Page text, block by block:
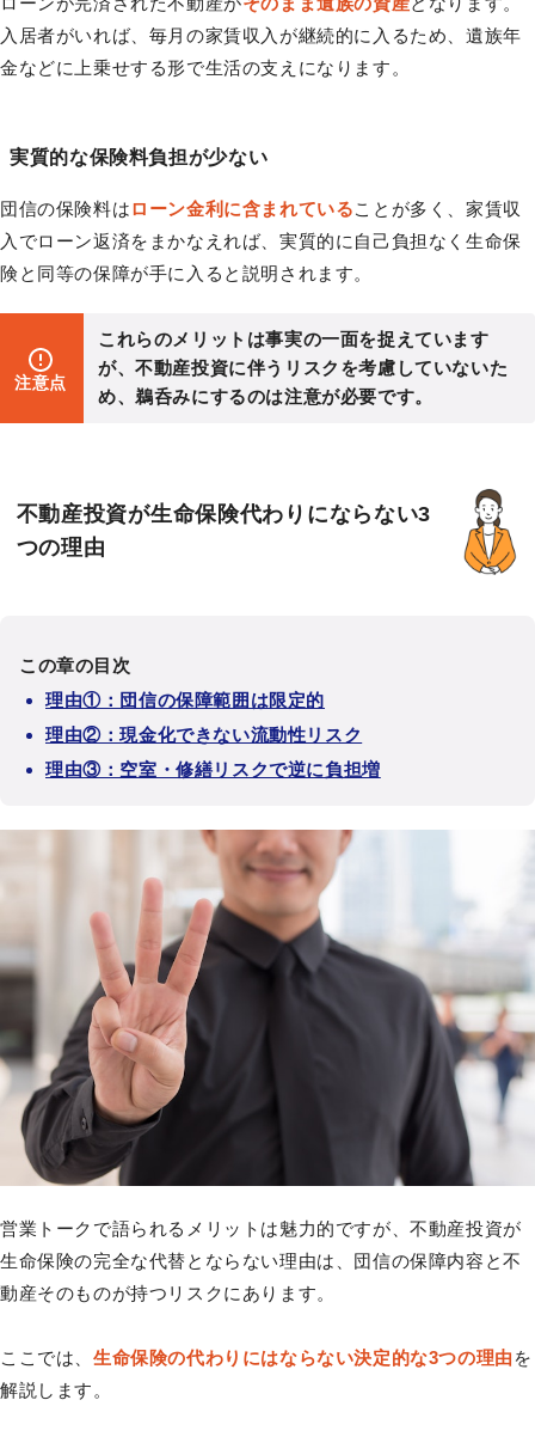
入居者がいれば、毎月の家賃収入が継続的に入るため、遺族年
金などに上乗せする形で生活の支えになります。
実質的な保険料負担が少ない
団信の保険料はローン金利に含まれていることが多く、家賃収
入でローン返済をまかなえれば、実質的に自己負担なく生命保
険と同等の保障が手に入ると説明されます。
注意点
これらのメリットは事実の一面を捉えています
が、不動産投資に伴うリスクを考慮していないた
め、鵜呑みにするのは注意が必要です。
不動産投資が生命保険代わりにならない3
つの理由
この章の目次
理由①：団信の保障範囲は限定的
理由②：現金化できない流動性リスク
理由③：空室・修繕リスクで逆に負担増
営業トークで語られるメリットは魅力的ですが、不動産投資が
生命保険の完全な代替とならない理由は、団信の保障内容と不
動産そのものが持つリスクにあります。
ここでは、 生命保険の代わりにはならない決定的な3つの理由 を
解説します。